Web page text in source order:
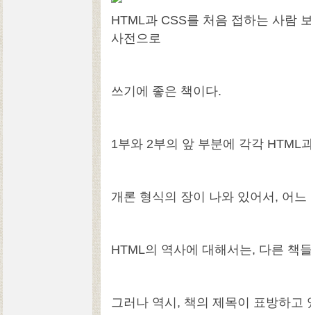
HTML과 CSS를 처음 접하는 사람
사전으로
쓰기에 좋은 책이다.
1부와 2부의 앞 부분에 각각 HTML
개론 형식의 장이 나와 있어서, 어
HTML의 역사에 대해서는, 다른 책
그러나 역시, 책의 제목이 표방하고